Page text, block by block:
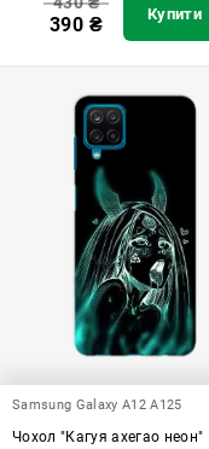
390 ₴ Купити
Samsung Galaxy A12 A125
Чохол "Кагуя ахегао неон"